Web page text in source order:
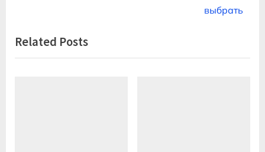
i
o
t
P
выбрать
Related Posts